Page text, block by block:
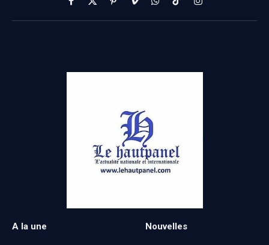
Facebook
X
(Twitter)
PinterestVimeoWhatsApp
TikTokInstagram
A la une Nouvelles